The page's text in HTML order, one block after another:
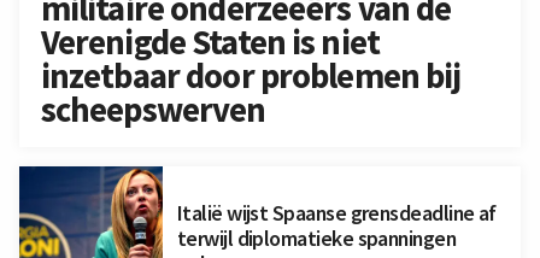
Verenigde Staten is niet
inzetbaar door problemen bij
scheepswerven
Italië wijst Spaanse grensdeadline af
terwijl diplomatieke spanningen